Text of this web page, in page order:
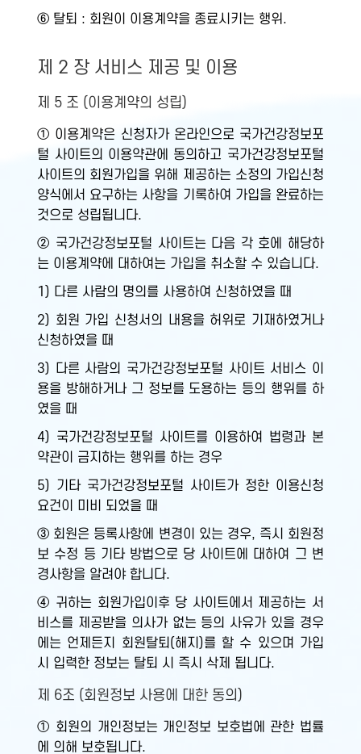
⑥ 탈퇴 : 회원이 이용계약을 종료시키는 행위.
제 2 장 서비스 제공 및 이용
제 5 조 (이용계약의 성립)
① 이용계약은 신청자가 온라인으로 국가건강정보포
털 사이트의 이용약관에 동의하고 국가건강정보포털
사이트의 회원가입을 위해 제공하는 소정의 가입신청
양식에서 요구하는 사항을 기록하여 가입을 완료하는
것으로 성립됩니다.
② 국가건강정보포털 사이트는 다음 각 호에 해당하
는 이용계약에 대하여는 가입을 취소할 수 있습니다.
1) 다른 사람의 명의를 사용하여 신청하였을 때
2) 회원 가입 신청서의 내용을 허위로 기재하였거나
신청하였을 때
3) 다른 사람의 국가건강정보포털 사이트 서비스 이
용을 방해하거나 그 정보를 도용하는 등의 행위를 하
였을 때
4) 국가건강정보포털 사이트를 이용하여 법령과 본
약관이 금지하는 행위를 하는 경우
5) 기타 국가건강정보포털 사이트가 정한 이용신청
요건이 미비 되었을 때
③ 회원은 등록사항에 변경이 있는 경우, 즉시 회원정
보 수정 등 기타 방법으로 당 사이트에 대하여 그 변
경사항을 알려야 합니다.
④ 귀하는 회원가입이후 당 사이트에서 제공하는 서
비스를 제공받을 의사가 없는 등의 사유가 있을 경우
에는 언제든지 회원탈퇴(해지)를 할 수 있으며 가입
시 입력한 정보는 탈퇴 시 즉시 삭제 됩니다.
제 6조 (회원정보 사용에 대한 동의)
① 회원의 개인정보는 개인정보 보호법에 관한 법률
에 의해 보호됩니다.